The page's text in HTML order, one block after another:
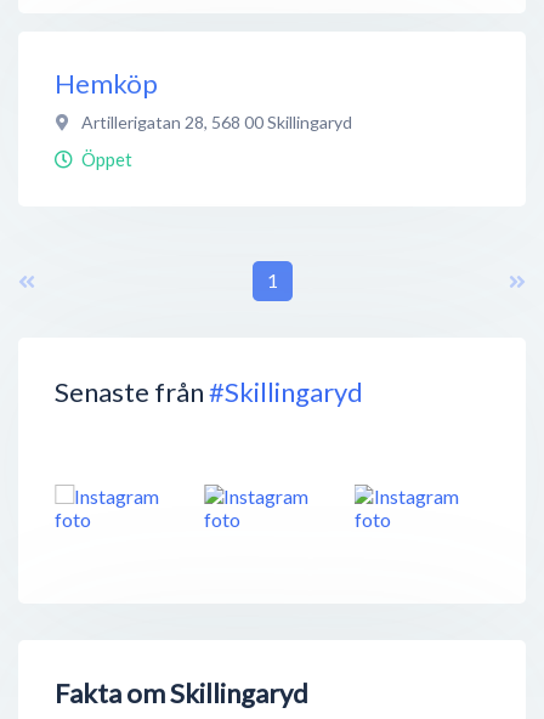
Senaste från#Skillingaryd
Fakta om Skillingaryd
Hemköp
Artillerigatan 28, 568 00Skillingaryd
Öppet
1